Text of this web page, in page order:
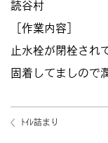
読谷村
［作業内容］
止水栓が閉栓され
固着してましので
ﾄｲﾚ詰まり